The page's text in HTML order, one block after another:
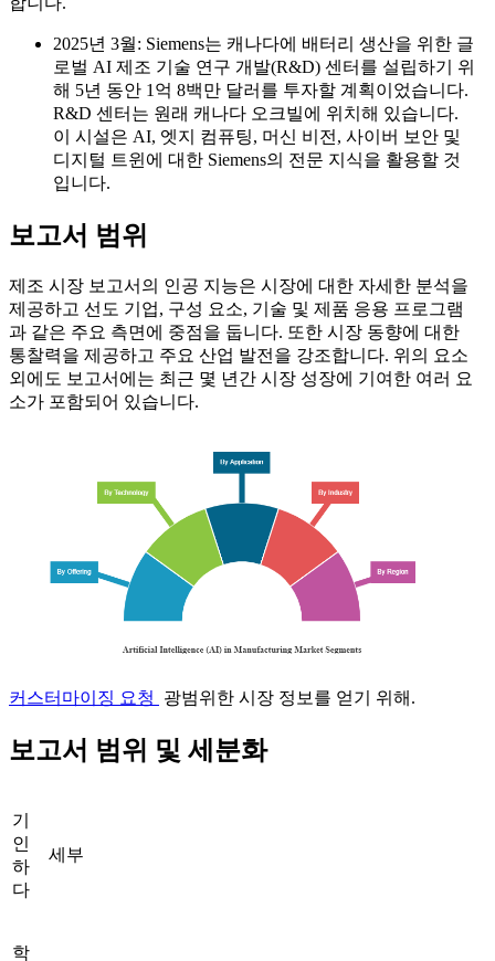
2025년 3월: Siemens는 캐나다에 배터리 생산을 위한 글
로벌 AI 제조 기술 연구 개발(R&D) 센터를 설립하기 위
해 5년 동안 1억 8백만 달러를 투자할 계획이었습니다.
R&D 센터는 원래 캐나다 오크빌에 위치해 있습니다.
이 시설은 AI, 엣지 컴퓨팅, 머신 비전, 사이버 보안 및
디지털 트윈에 대한 Siemens의 전문 지식을 활용할 것
입니다.
보고서 범위
제조 시장 보고서의 인공 지능은 시장에 대한 자세한 분석을
제공하고 선도 기업, 구성 요소, 기술 및 제품 응용 프로그램
과 같은 주요 측면에 중점을 둡니다. 또한 시장 동향에 대한
통찰력을 제공하고 주요 산업 발전을 강조합니다. 위의 요소
외에도 보고서에는 최근 몇 년간 시장 성장에 기여한 여러 요
소가 포함되어 있습니다.
커스터마이징 요청 광범위한 시장 정보를 얻기 위해.
보고서 범위 및 세분화
기
인
하
다
세부
학